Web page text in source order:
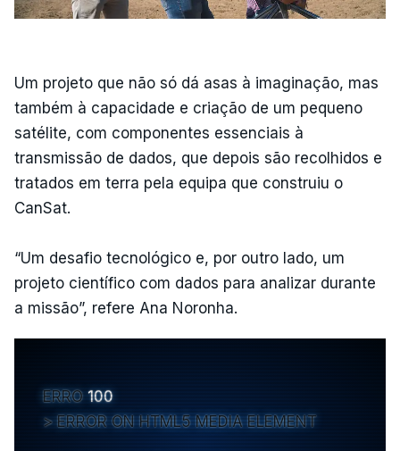
Um projeto que não só dá asas à imaginação, mas
também à capacidade e criação de um pequeno
satélite, com componentes essenciais à
transmissão de dados, que depois são recolhidos e
tratados em terra pela equipa que construiu o
CanSat.
“Um desafio tecnológico e, por outro lado, um
projeto científico com dados para analizar durante
a missão”, refere Ana Noronha.
ERRO 100
ERROR ON HTML5 MEDIA ELEMENT